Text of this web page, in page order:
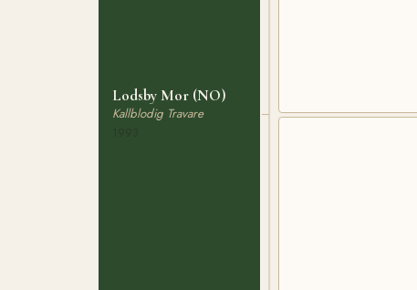
Lodsby Mor (NO)
Kallblodig Travare